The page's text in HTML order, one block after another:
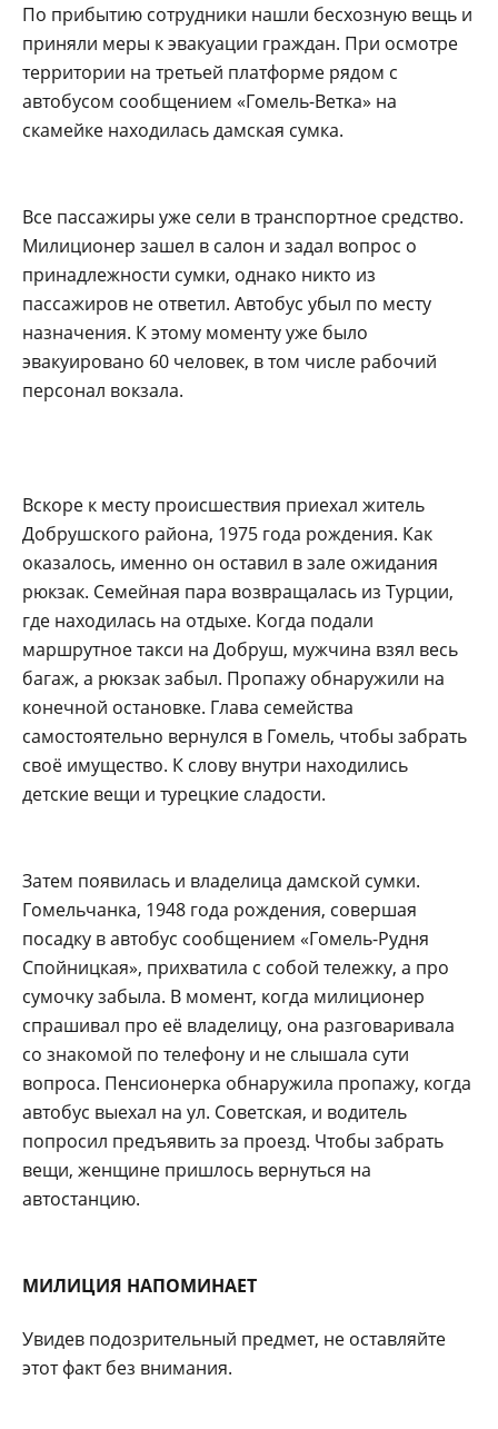
По прибытию сотрудники нашли бесхозную вещь и
приняли меры к эвакуации граждан. При осмотре
территории на третьей платформе рядом с
автобусом сообщением «Гомель-Ветка» на
скамейке находилась дамская сумка.
Все пассажиры уже сели в транспортное средство.
Милиционер зашел в салон и задал вопрос о
принадлежности сумки, однако никто из
пассажиров не ответил. Автобус убыл по месту
назначения. К этому моменту уже было
эвакуировано 60 человек, в том числе рабочий
персонал вокзала.
Вскоре к месту происшествия приехал житель
Добрушского района, 1975 года рождения. Как
оказалось, именно он оставил в зале ожидания
рюкзак. Семейная пара возвращалась из Турции,
где находилась на отдыхе. Когда подали
маршрутное такси на Добруш, мужчина взял весь
багаж, а рюкзак забыл. Пропажу обнаружили на
конечной остановке. Глава семейства
самостоятельно вернулся в Гомель, чтобы забрать
своё имущество. К слову внутри находились
детские вещи и турецкие сладости.
Затем появилась и владелица дамской сумки.
Гомельчанка, 1948 года рождения, совершая
посадку в автобус сообщением «Гомель-Рудня
Спойницкая», прихватила с собой тележку, а про
сумочку забыла. В момент, когда милиционер
спрашивал про её владелицу, она разговаривала
со знакомой по телефону и не слышала сути
вопроса. Пенсионерка обнаружила пропажу, когда
автобус выехал на ул. Советская, и водитель
попросил предъявить за проезд. Чтобы забрать
вещи, женщине пришлось вернуться на
автостанцию.
МИЛИЦИЯ НАПОМИНАЕТ
Увидев подозрительный предмет, не оставляйте
этот факт без внимания.